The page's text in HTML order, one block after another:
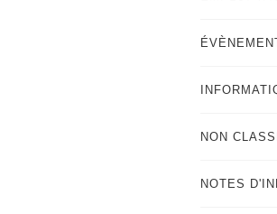
NON
NOTES